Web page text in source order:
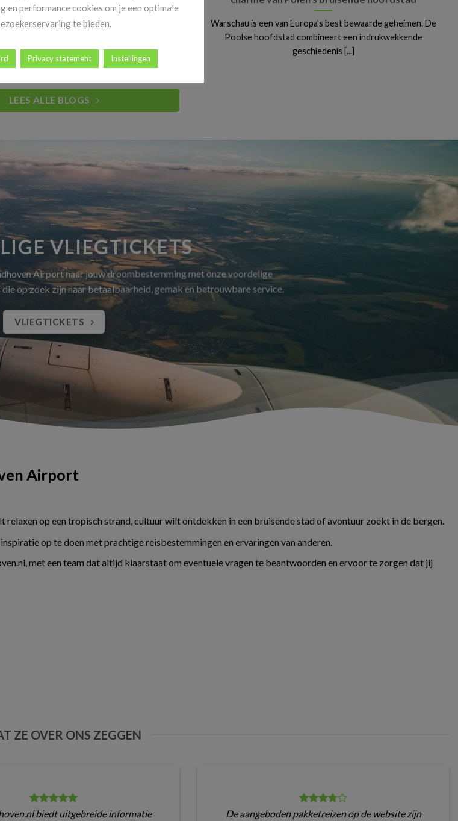
Goed nieuws! Vanaf 14 november
Warschau is een van Europa’s best bewaarde geheimen. De
Poolse hoofdstad combineert een indrukwekkende
geschiedenis [...]
LEES ALLE BLOGS
VLIEGTICKETS
Airport naar jouw droombestemming met onze voordelige
op zoek zijn naar betaalbaarheid, gemak en betrouwbare service.
VLIEGTICKETS
Airport
op een tropisch strand, cultuur wilt ontdekken in een bruisende stad of avontuur zoekt in de bergen.
op te doen met prachtige reisbestemmingen en ervaringen van anderen.
met een team dat altijd klaarstaat om eventuele vragen te beantwoorden en ervoor te zorgen dat jij
ZE OVER ONS ZEGGEN
biedt uitgebreide informatie De aangeboden pakketreizen op de website zijn
en performance cookies om je een optimale
te bieden.
Privacy statement Instellingen